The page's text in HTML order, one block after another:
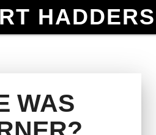
HADDERS
WAS